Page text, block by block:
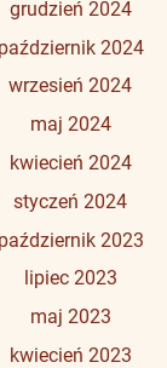
grudzień 2024
październik 2024
wrzesień 2024
maj 2024
kwiecień 2024
styczeń 2024
październik 2023
lipiec 2023
maj 2023
kwiecień 2023